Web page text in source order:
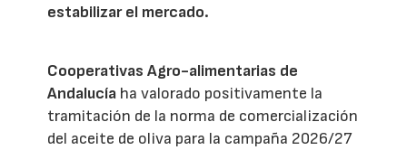
estabilizar el mercado.
Cooperativas Agro-alimentarias de
Andalucía ha valorado positivamente la
tramitación de la norma de comercialización
del aceite de oliva para la campaña 2026/27